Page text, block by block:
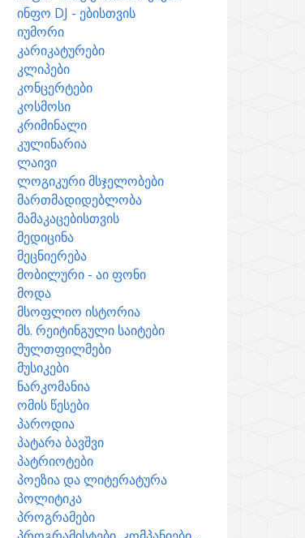
ინფო DJ - ებისთვის
იუმორი
კარიკატურები
კლიპები
კონცერტები
კოსმოსი
კრიმინალი
კულინარია
ლაივი
ლოგიკური მსჯელობები
მართმადიდებლობა
მამაკაცებისთვის
მედიცინა
მეცნიერება
მობილური - აი ფონი
მოდა
მსოფლიო ისტორია
მს. რეიტინგული საიტები
მულთფილმები
მუსიკები
ნარკომანია
ომის წესები
პაროდია
პატარა ბავშვი
პატრიოტები
პოეზია და ლიტერატურა
პოლიტიკა
პროგრამები